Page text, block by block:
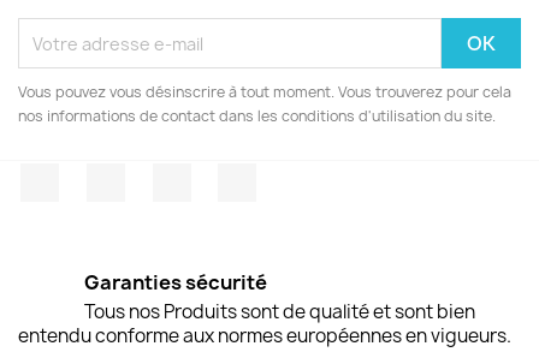
Vous pouvez vous désinscrire à tout moment. Vous trouverez pour cela
nos informations de contact dans les conditions d'utilisation du site.
Garanties sécurité
Tous nos Produits sont de qualité et sont bien
entendu conforme aux normes européennes en vigueurs.